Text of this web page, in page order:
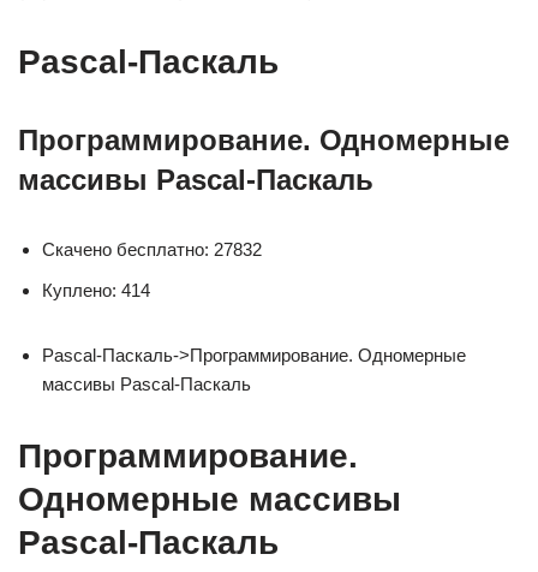
Pascal-Паскаль
Программирование. Одномерные
массивы Pascal-Паскаль
Скачено бесплатно: 27832
Куплено: 414
Pascal-Паскаль->Программирование. Одномерные
массивы Pascal-Паскаль
Программирование.
Одномерные массивы
Pascal-Паскаль